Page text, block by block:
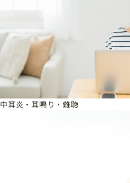
中耳炎・耳鳴り・難聴